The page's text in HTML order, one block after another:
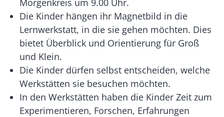
Die Kinder hängen ihr Magnetbild in die
Lernwerkstatt, in die sie gehen möchten. Dies
bietet Überblick und Orientierung für Groß
und Klein.
Die Kinder dürfen selbst entscheiden, welche
Werkstätten sie besuchen möchten.
In den Werkstätten haben die Kinder Zeit zum
Experimentieren, Forschen, Erfahrungen